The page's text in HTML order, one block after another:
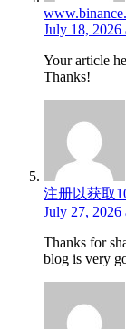
July 18, 2026
Your article
Thanks!
注册以获取
July 27, 2026
Thanks for
blog is very